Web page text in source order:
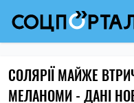
СОЛЯРІЇ МАЙЖЕ
МЕЛАНОМИ - ДАНІ